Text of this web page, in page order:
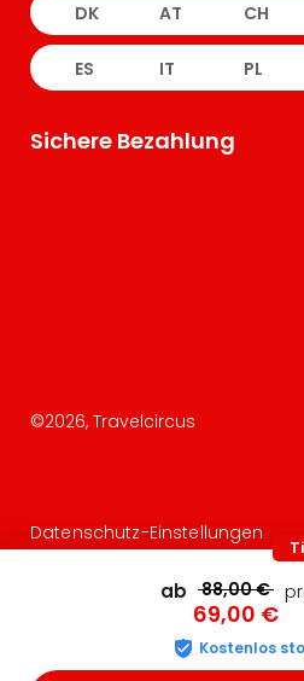
ab 88,00 €
69,00 €
Kostenlos
DK AT CH
ES IT PL
Sichere Bezahlung
©2026, Travelcircus
Datenschutz-Einstellungen